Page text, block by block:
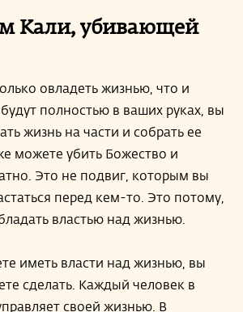
Кали, убивающей
овладеть жизнью, что и
полностью в ваших руках, вы
жизнь на части и собрать ее
можете убить Божество и
Это не подвиг, которым вы
перед кем-то. Это потому,
властью над жизнью.
иметь власти над жизнью, вы
сделать. Каждый человек в
своей жизнью. В